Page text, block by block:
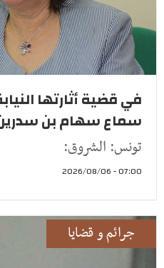
في قضية أثارتها
سماع سهام بن
تونس: الشروق:
07:00 - 2026/08/06
جرائم و قضايا